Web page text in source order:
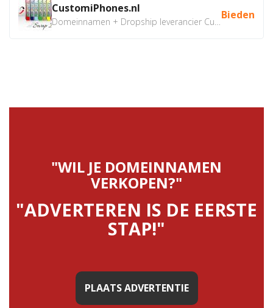
CustomiPhones.nl Bieden
"WIL JE DOMEINNAMEN
VERKOPEN?"
"ADVERTEREN IS DE EERSTE
STAP!"
PLAATS ADVERTENTIE